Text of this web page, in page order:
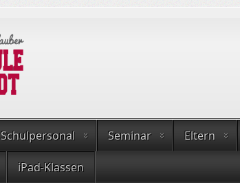
Schulpersonal Seminar Eltern
iPad-Klassen